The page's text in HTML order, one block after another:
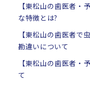
【東松山の歯医者・
な特徴とは?
【東松山の歯医者で
勘違いについて
【東松山の歯医者・
て